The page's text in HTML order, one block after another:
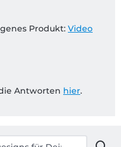
Produkt: Video
Antworten hier.